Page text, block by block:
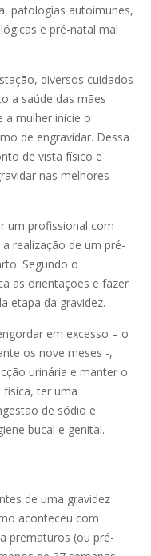
patologias autoimunes,
e pré-natal mal
diversos cuidados
a saúde das mães
a mulher inicie o
de engravidar. Dessa
de vista físico e
nas melhores
um profissional com
realização de um pré-
Segundo o
as orientações e fazer
etapa da gravidez.
em excesso – o
os nove meses -,
urinária e manter o
física, ter uma
de sódio e
bucal e genital.
de uma gravidez
aconteceu com
prematuros (ou pré-